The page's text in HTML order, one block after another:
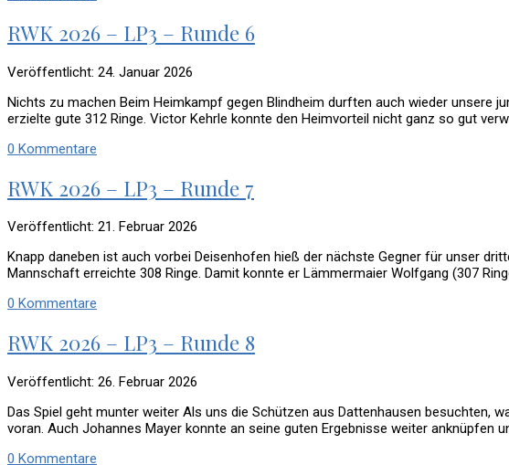
RWK 2026 – LP3 – Runde 6
Veröffentlicht: 24. Januar 2026
Nichts zu machen Beim Heimkampf gegen Blindheim durften auch wieder unsere
erzielte gute 312 Ringe. Victor Kehrle konnte den Heimvorteil nicht ganz so gut
0 Kommentare
RWK 2026 – LP3 – Runde 7
Veröffentlicht: 21. Februar 2026
Knapp daneben ist auch vorbei Deisenhofen hieß der nächste Gegner für unser
Mannschaft erreichte 308 Ringe. Damit konnte er Lämmermaier Wolfgang (307
0 Kommentare
RWK 2026 – LP3 – Runde 8
Veröffentlicht: 26. Februar 2026
Das Spiel geht munter weiter Als uns die Schützen aus Dattenhausen besuchten,
voran. Auch Johannes Mayer konnte an seine guten Ergebnisse weiter anknüpfen
0 Kommentare